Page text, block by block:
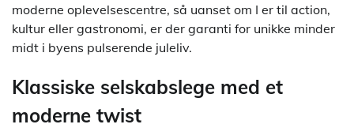
moderne oplevelsescentre, så uanset om I er til action,
kultur eller gastronomi, er der garanti for unikke minder
midt i byens pulserende juleliv.
Klassiske selskabslege med et
moderne twist